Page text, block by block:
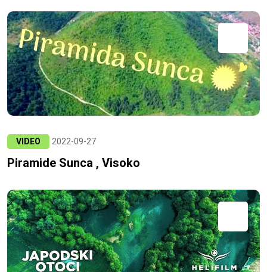
VIDEO 2022-09-27
Piramide Sunca , Visoko